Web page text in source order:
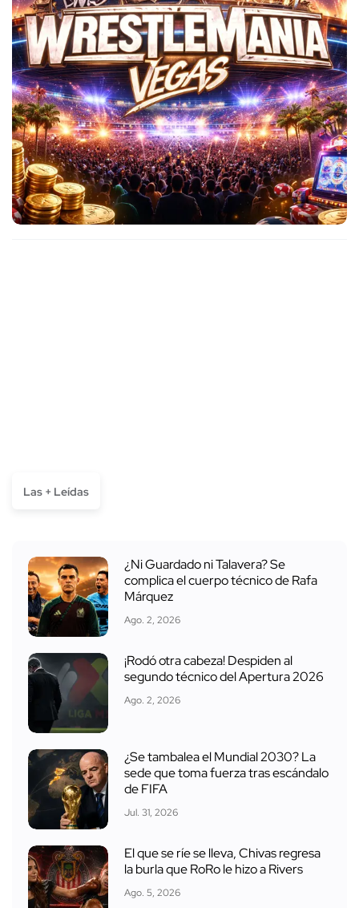
Las + Leídas
¿Ni Guardado ni Talavera? Se
complica el cuerpo técnico de Rafa
Márquez
Ago. 2, 2026
¡Rodó otra cabeza! Despiden al
segundo técnico del Apertura 2026
Ago. 2, 2026
¿Se tambalea el Mundial 2030? La
sede que toma fuerza tras escándalo
de FIFA
Jul. 31, 2026
El que se ríe se lleva, Chivas regresa
la burla que RoRo le hizo a Rivers
Ago. 5, 2026